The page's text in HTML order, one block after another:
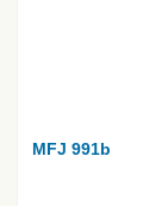
MFJ 991b